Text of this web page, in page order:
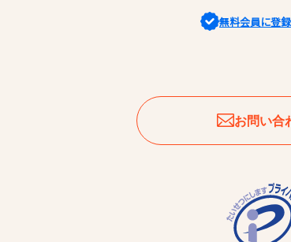
無料会員に登録
お問い合